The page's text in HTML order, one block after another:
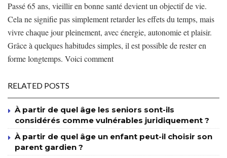
Passé 65 ans, vieillir en bonne santé devient un objectif de vie.
Cela ne signifie pas simplement retarder les effets du temps, mais
vivre chaque jour pleinement, avec énergie, autonomie et plaisir.
Grâce à quelques habitudes simples, il est possible de rester en
forme longtemps. Voici comment
RELATED POSTS
À partir de quel âge les seniors sont-ils
considérés comme vulnérables juridiquement ?
À partir de quel âge un enfant peut-il choisir son
parent gardien ?